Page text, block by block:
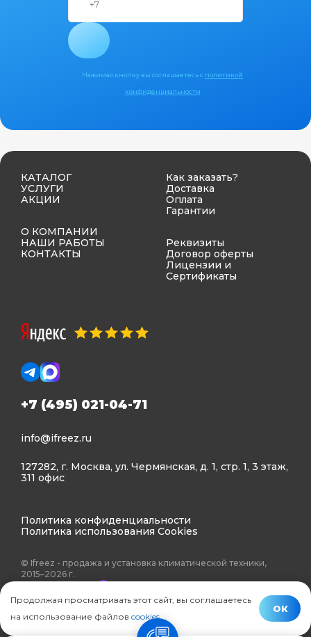
Нажимая кнопку вы соглашаетесь с политикой
конфиденциальности
КАТАЛОГ
УСЛУГИ
АКЦИИ
О КОМПАНИИ
НАШИ РАБОТЫ
КОНТАКТЫ
Как заказать?
Доставка
Оплата
Гарантии
Реквизиты
Договор оферты
Лицензии и
Сертификаты
+7 (495) 021-04-71
info@ifreez.ru
127282, г. Москва, ул. Чермянская, д. 1, стр. 1, 3 этаж,
311 офис
Политика конфиденциальности
Политика использования Cookies
© Ifreez - продажа и установка климатической техники,
2015–2026 г.
Продолжая просматривать этот сайт, вы соглашаетесь
на использование файлов cookies.
ОК